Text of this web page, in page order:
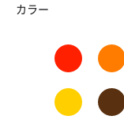
カラー